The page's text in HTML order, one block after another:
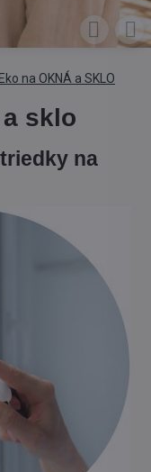
Eko na OKNÁ a SKLO
sklo
na